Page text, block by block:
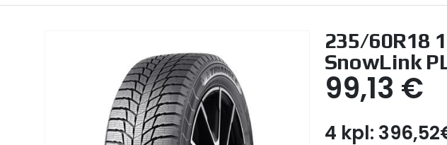
235/60R18
SnowLink
99,13 €
4 kpl: